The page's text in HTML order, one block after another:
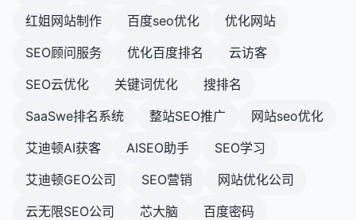
红姐网站制作
百度seo优化
优化网站
SEO顾问服务
优化百度排名
云访客
SEO云优化
关键词优化
搜排名
SaaSwe排名系统
整站SEO推广
网站seo优化
艾迪顿AI获客
AISEO助手
SEO学习
艾迪顿GEO公司
SEO营销
网站优化公司
云无限SEO公司
芯大脑
百度密码